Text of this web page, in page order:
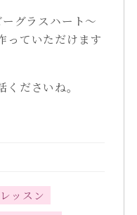
グラスハート～
っていただけます
ださいね。
ッスン